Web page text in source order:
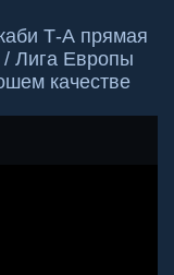
Т-А прямая
/ Лига Европы
качестве